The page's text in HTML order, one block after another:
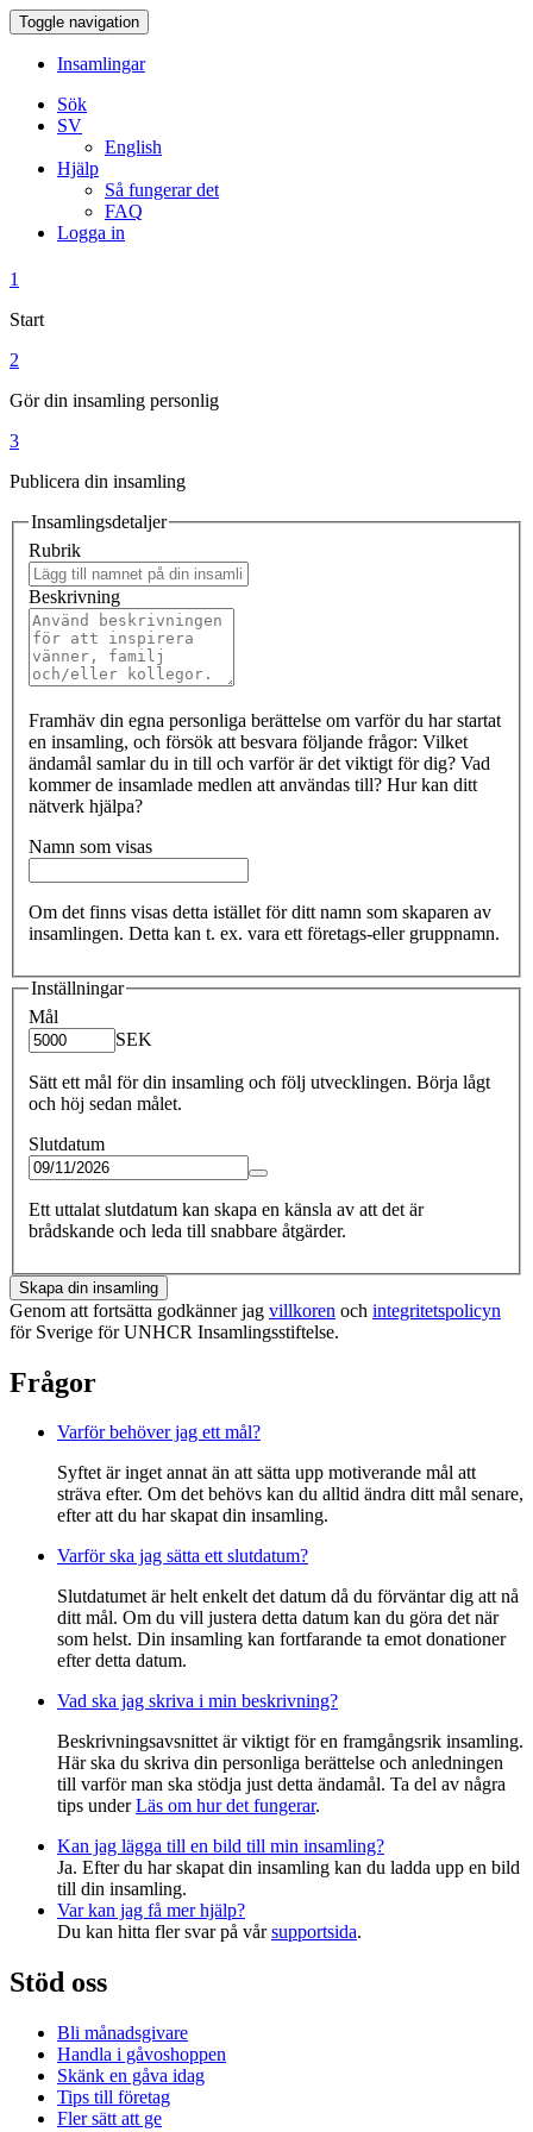
Toggle navigation
Insamlingar
Sök
SV
English
Hjälp
Så fungerar det
FAQ
Logga in
1
Start
2
Gör din insamling personlig
3
Publicera din insamling
Insamlingsdetaljer
Rubrik
Beskrivning
Framhäv din egna personliga berättelse om varför du har startat
en insamling, och försök att besvara följande frågor: Vilket
ändamål samlar du in till och varför är det viktigt för dig? Vad
kommer de insamlade medlen att användas till? Hur kan ditt
nätverk hjälpa?
Namn som visas
Om det finns visas detta istället för ditt namn som skaparen av
insamlingen. Detta kan t. ex. vara ett företags-eller gruppnamn.
Inställningar
Mål
SEK
Sätt ett mål för din insamling och följ utvecklingen. Börja lågt
och höj sedan målet.
Slutdatum
Ett uttalat slutdatum kan skapa en känsla av att det är
brådskande och leda till snabbare åtgärder.
Skapa din insamling
Genom att fortsätta godkänner jag villkoren och integritetspolicyn
för Sverige för UNHCR Insamlingsstiftelse.
Frågor
Varför behöver jag ett mål?
Syftet är inget annat än att sätta upp motiverande mål att
sträva efter. Om det behövs kan du alltid ändra ditt mål senare,
efter att du har skapat din insamling.
Varför ska jag sätta ett slutdatum?
Slutdatumet är helt enkelt det datum då du förväntar dig att nå
ditt mål. Om du vill justera detta datum kan du göra det när
som helst. Din insamling kan fortfarande ta emot donationer
efter detta datum.
Vad ska jag skriva i min beskrivning?
Beskrivningsavsnittet är viktigt för en framgångsrik insamling.
Här ska du skriva din personliga berättelse och anledningen
till varför man ska stödja just detta ändamål. Ta del av några
tips underLäs om hur det fungerar.
Kan jag lägga till en bild till min insamling?
Ja. Efter du har skapat din insamling kan du ladda upp en bild
till din insamling.
Var kan jag få mer hjälp?
Du kan hitta fler svar på vårsupportsida.
Stöd oss
Bli månadsgivare
Handla i gåvoshoppen
Skänk en gåva idag
Tips till företag
Fler sätt att ge